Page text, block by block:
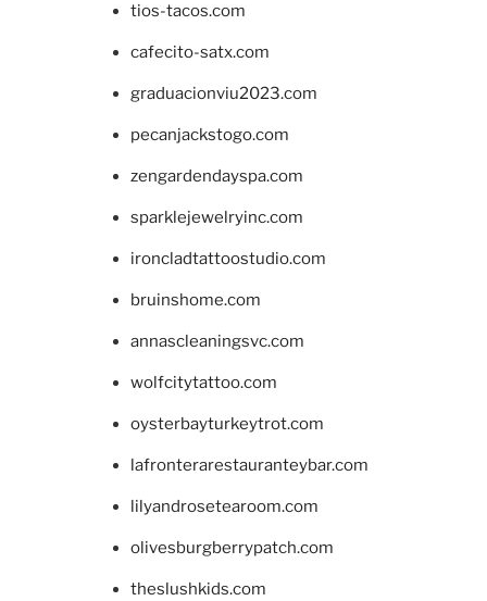
tios-tacos.com
cafecito-satx.com
graduacionviu2023.com
pecanjackstogo.com
zengardendayspa.com
sparklejewelryinc.com
ironcladtattoostudio.com
bruinshome.com
annascleaningsvc.com
wolfcitytattoo.com
oysterbayturkeytrot.com
lafronterarestauranteybar.com
lilyandrosetearoom.com
olivesburgberrypatch.com
theslushkids.com